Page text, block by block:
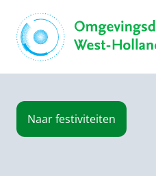
Naarfestiviteiten